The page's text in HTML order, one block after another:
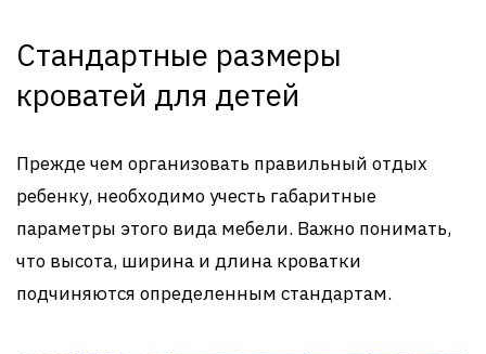
Стандартные размеры
кроватей для детей
Прежде чем организовать правильный отдых
ребенку, необходимо учесть габаритные
параметры этого вида мебели. Важно понимать,
что высота, ширина и длина кроватки
подчиняются определенным стандартам.